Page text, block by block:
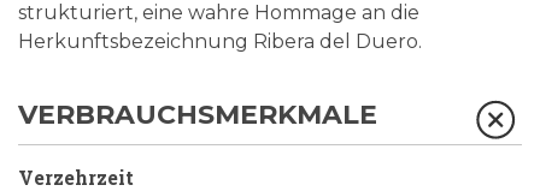
strukturiert, eine wahre Hommage an die
Herkunftsbezeichnung Ribera del Duero.
VERBRAUCHSMERKMALE
Verzehrzeit